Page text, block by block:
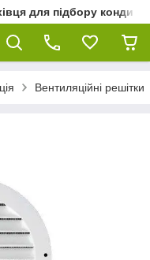
для підбору
Вентиляційні решітки